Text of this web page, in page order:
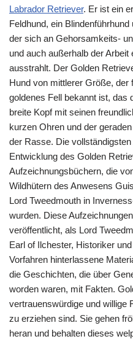
Labrador Retriever. Er ist ein
Feldhund, ein
der sich an Gehorsamkeits-
und auch außerhalb der
ausstrahlt. Der Golden
Hund von mittlerer Größe, der
goldenes Fell bekannt ist, das
breite Kopf mit seinen
kurzen Ohren und der
der Rasse. Die
Entwicklung des Golden
Aufzeichnungsbüchern, die
Wildhütern des Anwesens
Lord Tweedmouth in
wurden. Diese
veröffentlicht, als Lord
Earl of Ilchester, Historiker
Vorfahren hinterlassene
die Geschichten, die über
worden waren, mit Fakten.
vertrauenswürdige und willige
zu erziehen sind. Sie gehen
heran und behalten dieses